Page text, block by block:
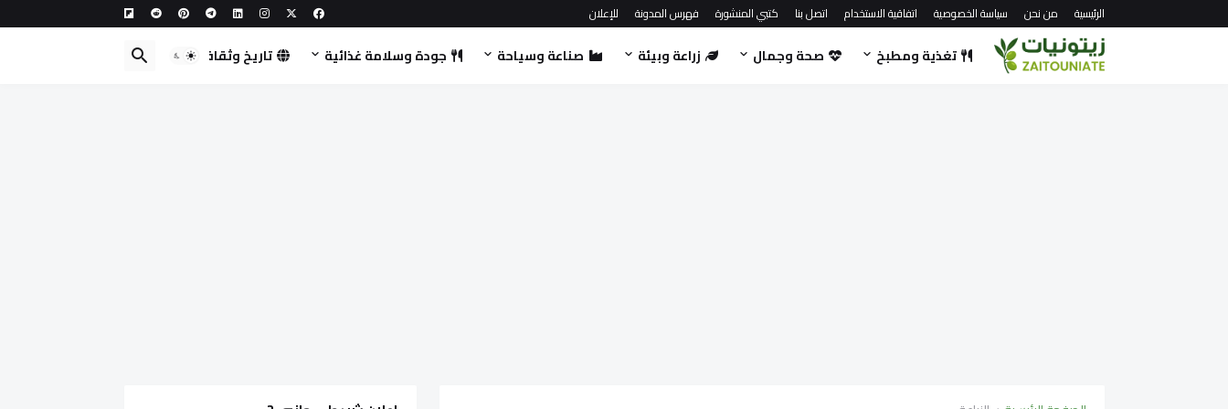
الرئيسية من نحن سياسة الخصوصية اتفاقية الاستخدام اتصل بنا كتبي المنشورة فهرس المدونة للإعلان
تغذية ومطبخ صحة وجمال زراعة وبيئة صناعة وسياحة جودة وسلامة غذائية تاريخ وثقافة